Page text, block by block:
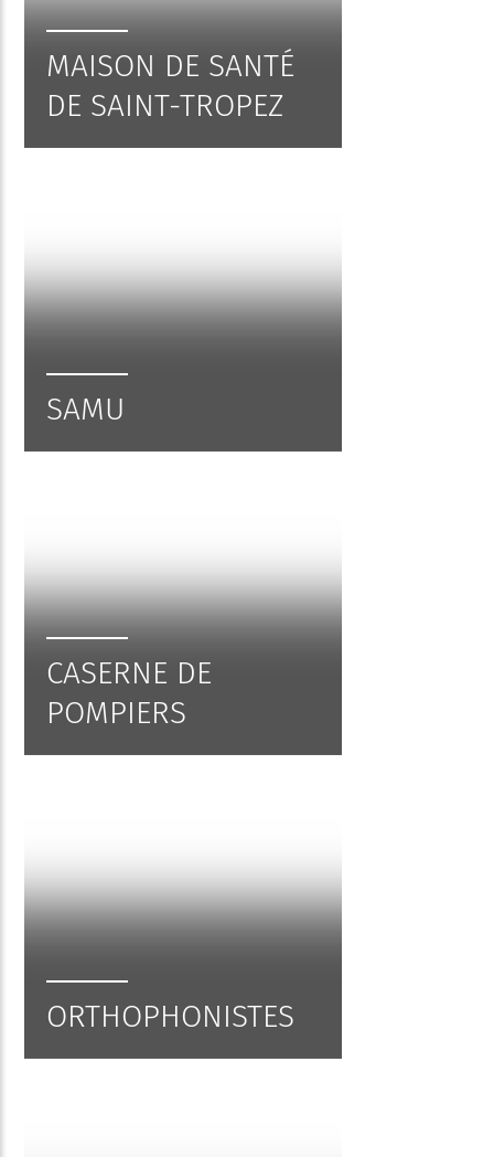
MAISON DE SANTÉ
DE SAINT-TROPEZ
SAMU
CASERNE DE
POMPIERS
ORTHOPHONISTES